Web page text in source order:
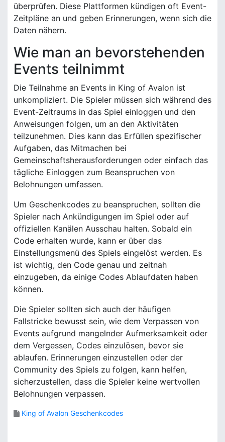
überprüfen. Diese Plattformen kündigen oft Event-
Zeitpläne an und geben Erinnerungen, wenn sich die
Daten nähern.
Wie man an bevorstehenden
Events teilnimmt
Die Teilnahme an Events in King of Avalon ist
unkompliziert. Die Spieler müssen sich während des
Event-Zeitraums in das Spiel einloggen und den
Anweisungen folgen, um an den Aktivitäten
teilzunehmen. Dies kann das Erfüllen spezifischer
Aufgaben, das Mitmachen bei
Gemeinschaftsherausforderungen oder einfach das
tägliche Einloggen zum Beanspruchen von
Belohnungen umfassen.
Um Geschenkcodes zu beanspruchen, sollten die
Spieler nach Ankündigungen im Spiel oder auf
offiziellen Kanälen Ausschau halten. Sobald ein
Code erhalten wurde, kann er über das
Einstellungsmenü des Spiels eingelöst werden. Es
ist wichtig, den Code genau und zeitnah
einzugeben, da einige Codes Ablaufdaten haben
können.
Die Spieler sollten sich auch der häufigen
Fallstricke bewusst sein, wie dem Verpassen von
Events aufgrund mangelnder Aufmerksamkeit oder
dem Vergessen, Codes einzulösen, bevor sie
ablaufen. Erinnerungen einzustellen oder der
Community des Spiels zu folgen, kann helfen,
sicherzustellen, dass die Spieler keine wertvollen
Belohnungen verpassen.
King of Avalon Geschenkcodes